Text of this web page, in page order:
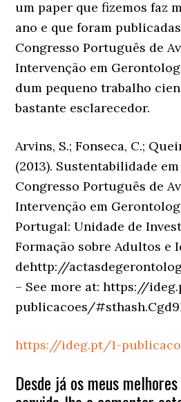
um paper que fizemos faz
ano e que foram
Congresso Português de
Intervenção em
dum pequeno trabalho
bastante esclarecedor.
Arvins, S.; Fonseca, C.;
(2013). Sustentabilidade
Congresso Português de
Intervenção em
Portugal: Unidade de
Formação sobre Adultos e
dehttp://
– See more at: https://
publicacoes/
https://ideg.pt/1-
Desde já os meus